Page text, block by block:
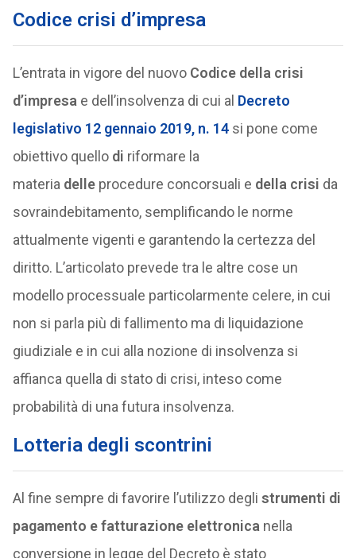
Codice crisi d’impresa
L’entrata in vigore del nuovo Codice della crisi
d’impresa e dell’insolvenza di cui al Decreto
legislativo 12 gennaio 2019, n. 14si pone come
obiettivo quello di riformare la
materia delleprocedure concorsuali e della crisi da
sovraindebitamento, semplificando le norme
attualmente vigenti e garantendo la certezza del
diritto. L’articolato prevede tra le altre cose un
modello processuale particolarmente celere, in cui
non si parla più di fallimento ma di liquidazione
giudiziale e in cui alla nozione di insolvenza si
affianca quella di stato di crisi, inteso come
probabilità di una futura insolvenza.
Lotteria degli scontrini
Al fine sempre di favorire l’utilizzo degli strumenti di
pagamento e fatturazione elettronica nella
conversione in legge del Decreto è stato